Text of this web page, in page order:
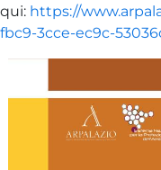
qui: https://
fbc9-3cce-ec9c-